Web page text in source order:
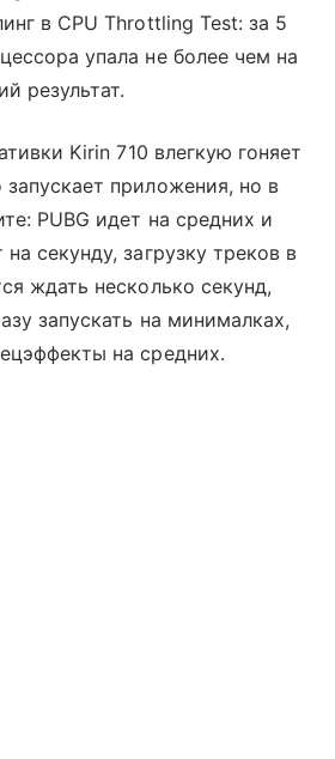
в CPU Throttling Test: за 5
упала не более чем на
результат.
Kirin 710 влегкую гоняет
приложения, но в
PUBG идет на средних и
секунду, загрузку треков в
ждать несколько секунд,
запускать на минималках,
на средних.